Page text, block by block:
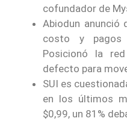
cofundador de
Abiodun anunció
costo y pagos
Posicionó la
defecto para
SUI es
en los últimos
$0,99, un 81%